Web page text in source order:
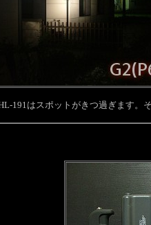
191はスポットがきつ過ぎます。